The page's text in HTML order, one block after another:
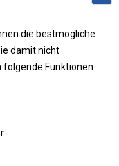
die bestmögliche
damit nicht
folgende Funktionen